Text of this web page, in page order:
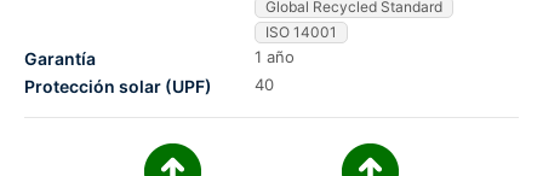
Global Recycled Standard
ISO 14001
Garantía 1 año
Protección solar (UPF) 40